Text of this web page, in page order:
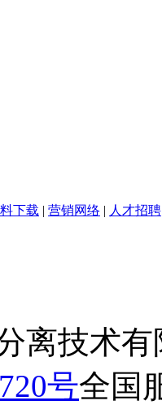
下载 | 营销网络 | 人才招聘
离技术
号全国